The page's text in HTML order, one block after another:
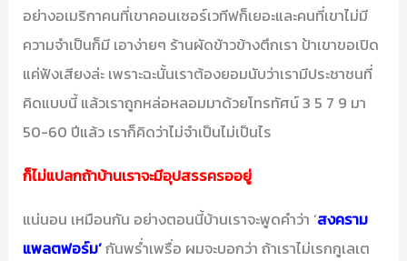
อย่างอเมริกาคนที่เขาคอนเซอร์เวทีฟก็เยอะและคนที่เขาไม่มี
ความจำเป็นก็มี เอาง่ายๆ ร้านผัดข้าวข้างตึกเรา ป้าเขาขอเปิด
แค่ฟังเสียงล่ะ เพราะฉะนั้นเราต้องยอมนับว่าเรามีประชาชนที่
คิดแบบนี้ แล้วเราถูกหล่อหลอมมาด้วยโทรทัศน์ 3 5 7 9 มา
50-60 ปีแล้ว เราก็คิดว่าไม่จำเป็นไม่เป็นไร
ก็ไม่แปลกถ้าบ้านเราจะมีอุปสรรครออยู่
แน่นอน เหมือนกัน อย่างตอนนี้บ้านเราจะพูดคำว่า ‘สงคราม
แพลตฟอร์ม’กันพร่ำเพรื่อ ผมจะบอกว่า ถ้าเราไม่เรกกูเลเต